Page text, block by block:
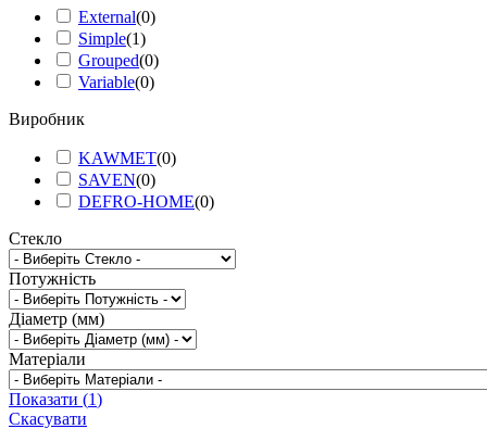
External(0)
Simple(1)
Grouped(0)
Variable(0)
Виробник
KAWMET(0)
SAVEN(0)
DEFRO-HOME(0)
Стекло
Потужність
Діаметр (мм)
Матеріали
Показати (1)
Скасувати